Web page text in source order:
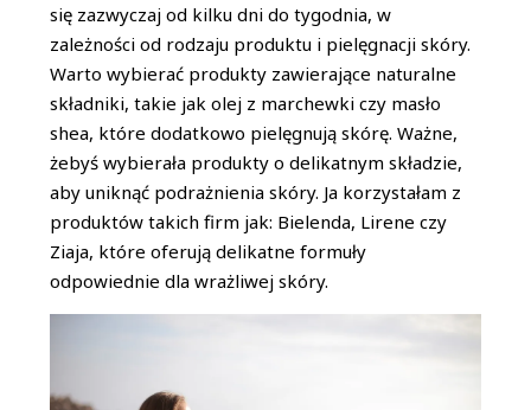
się zazwyczaj od kilku dni do tygodnia, w
zależności od rodzaju produktu i pielęgnacji skóry.
Warto wybierać produkty zawierające naturalne
składniki, takie jak olej z marchewki czy masło
shea, które dodatkowo pielęgnują skórę. Ważne,
żebyś wybierała produkty o delikatnym składzie,
aby uniknąć podrażnienia skóry. Ja korzystałam z
produktów takich firm jak: Bielenda, Lirene czy
Ziaja, które oferują delikatne formuły
odpowiednie dla wrażliwej skóry.